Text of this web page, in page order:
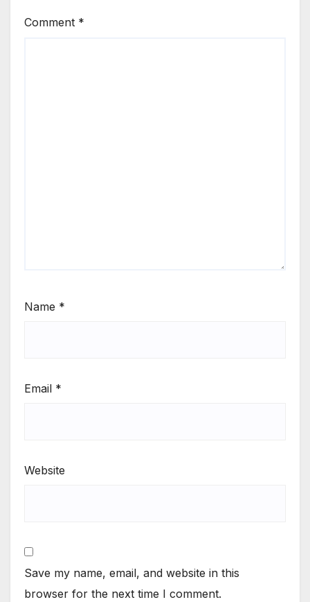
Comment *
Name *
Email *
Website
Save my name, email, and website in this
browser for the next time I comment.